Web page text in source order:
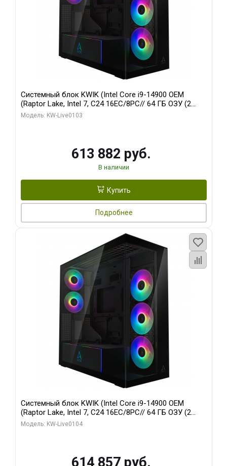
Системный блок KWIK (Intel Core i9-14900 OEM
(Raptor Lake, Intel 7, C24 16EC/8PC// 64 ГБ ОЗУ (2
модуля)/ Afox RTX4090 24GB GDDR6X 384-Bit 3xDP
Модель: KW-Live0103
613 882 руб.
В наличии
Купить
Подробнее
Системный блок KWIK (Intel Core i9-14900 OEM
(Raptor Lake, Intel 7, C24 16EC/8PC// 64 ГБ ОЗУ (2
модуля)/ Afox RTX4090 24GB GDDR6X 384-Bit 3xDP
Модель: KW-Live0104
614 857 руб.